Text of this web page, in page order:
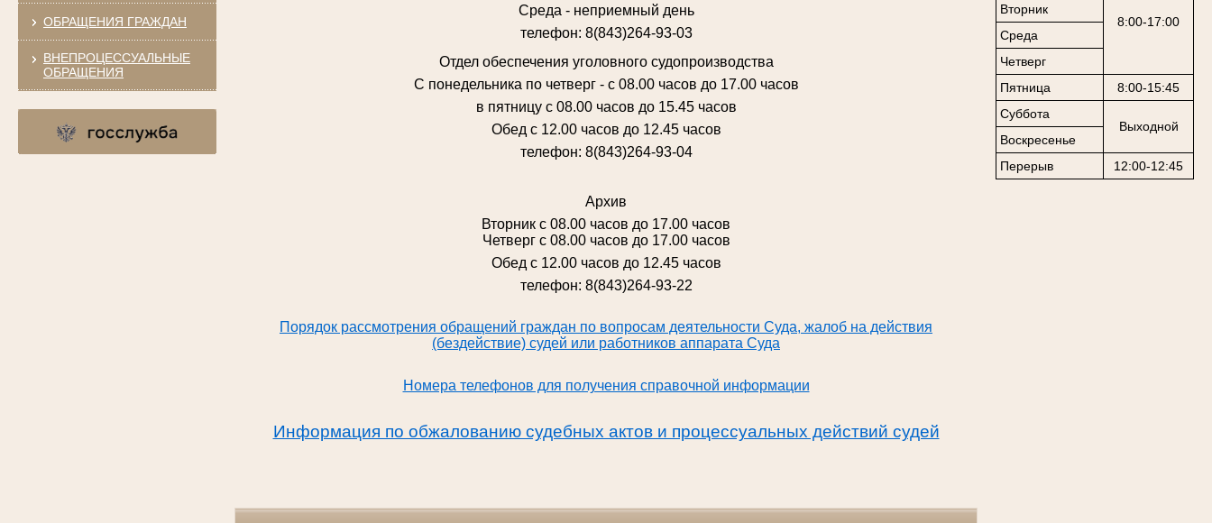
ОБРАЩЕНИЯ ГРАЖДАН
ВНЕПРОЦЕССУАЛЬНЫЕ
ОБРАЩЕНИЯ
8:00-17:00
Вторник
Среда
Четверг
Пятница
8:00-15:45
Суббота
Выходной
Воскресенье
Перерыв
12:00-12:45
Среда - неприемный день
телефон: 8(843)264-93-03
Отдел обеспечения уголовного судопроизводства
С понедельника по четверг - с 08.00 часов до 17.00 часов
в пятницу с 08.00 часов до 15.45 часов
Обед с 12.00 часов до 12.45 часов
телефон: 8(843)264-93-04
Архив
Вторник с 08.00 часов до 17.00 часов
Четверг с 08.00 часов до 17.00 часов
Обед с 12.00 часов до 12.45 часов
телефон: 8(843)264-93-22
Порядок рассмотрения обращений граждан по вопросам деятельности Суда, жалоб на действия
(бездействие) судей или работников аппарата Суда
Номера телефонов для получения справочной информации
Информация по обжалованию судебных актов и процессуальных действий судей